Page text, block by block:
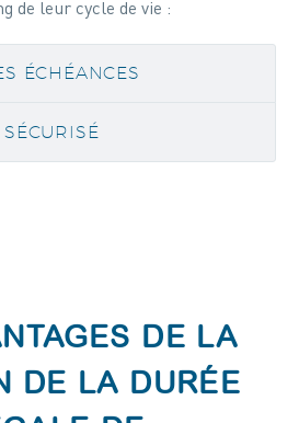
de leur cycle de vie :
ÉCHÉANCES
DE LA
DE LA DURÉE